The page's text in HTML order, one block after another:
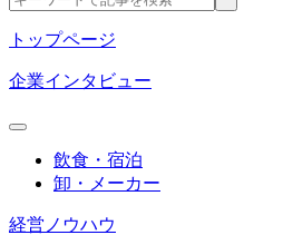
トップページ
企業インタビュー
飲食・宿泊
卸・メーカー
経営ノウハウ